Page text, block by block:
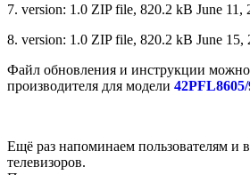
7. version: 1.0 ZIP file, 820.2 kB June 11,
8. version: 1.0 ZIP file, 820.2 kB June 15,
Файл обновления и инструкции можно
производителя для модели
Ещё раз напоминаем пользователям и
телевизоров.